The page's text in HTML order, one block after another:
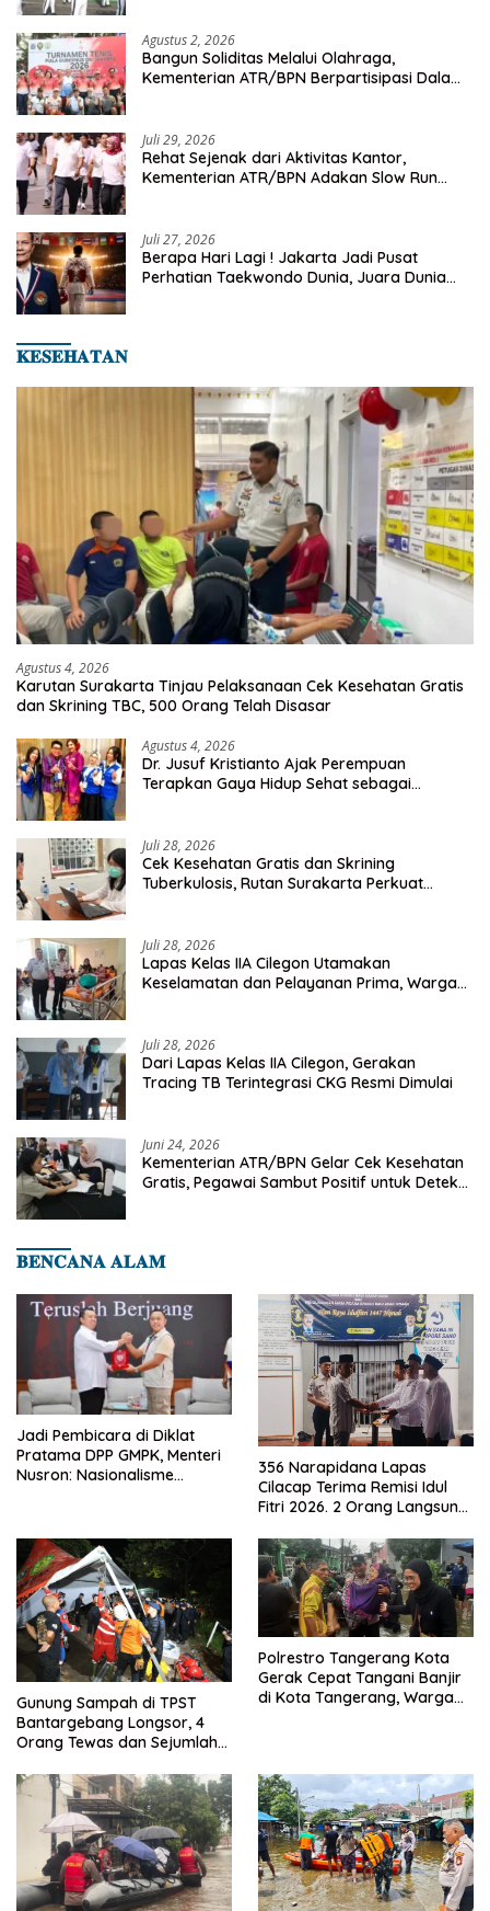
Agustus 2, 2026
Bangun Soliditas Melalui Olahraga,
Kementerian ATR/BPN Berpartisipasi Dalam
Juli 29, 2026
Rehat Sejenak dari Aktivitas Kantor,
Kementerian ATR/BPN Adakan Slow Run
Juli 27, 2026
Berapa Hari Lagi ! Jakarta Jadi Pusat
Perhatian Taekwondo Dunia, Juara Dunia
𝐊𝐄𝐒𝐄𝐇𝐀𝐓𝐀𝐍
Agustus 4, 2026
Karutan Surakarta Tinjau Pelaksanaan Cek Kesehatan Gratis
dan Skrining TBC, 500 Orang Telah Disasar
Agustus 4, 2026
Dr. Jusuf Kristianto Ajak Perempuan
Terapkan Gaya Hidup Sehat sebagai
Juli 28, 2026
Cek Kesehatan Gratis dan Skrining
Tuberkulosis, Rutan Surakarta Perkuat
Juli 28, 2026
Lapas Kelas IIA Cilegon Utamakan
Keselamatan dan Pelayanan Prima, Warga
Juli 28, 2026
Dari Lapas Kelas IIA Cilegon, Gerakan
Tracing TB Terintegrasi CKG Resmi Dimulai
Juni 24, 2026
Kementerian ATR/BPN Gelar Cek Kesehatan
Gratis, Pegawai Sambut Positif untuk Deteksi
𝐁𝐄𝐍𝐂𝐀𝐍𝐀 𝐀𝐋𝐀𝐌
Jadi Pembicara di Diklat
Pratama DPP GMPK, Menteri
Nusron: Nasionalisme
356 Narapidana Lapas
Cilacap Terima Remisi Idul
Fitri 2026. 2 Orang Langsung
Gunung Sampah di TPST
Bantargebang Longsor, 4
Orang Tewas dan Sejumlah
Polrestro Tangerang Kota
Gerak Cepat Tangani Banjir
di Kota Tangerang, Warga